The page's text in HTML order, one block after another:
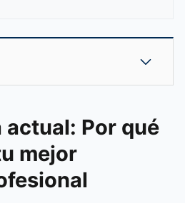
actual: Por qué
mejor